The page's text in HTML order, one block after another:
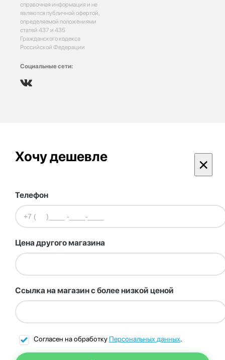
справочная информация и не
являются публичной офертой,
определяемой положениями
статей 437 и 435
Гражданского кодекса
Российской Федерации
Социальные сети:
Хочу дешевле ×
Телефон
Цена другого магазина
Ссылка на магазин с более низкой ценой
Согласен на обработку Персональных данных.